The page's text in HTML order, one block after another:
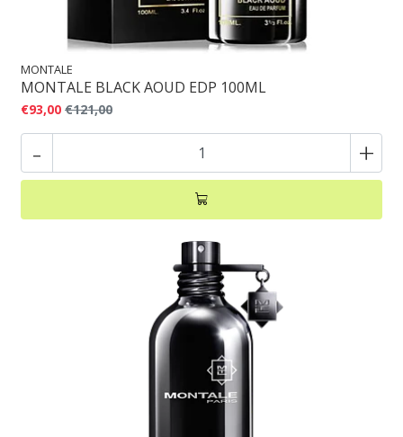
MONTALE
MONTALE BLACK AOUD EDP 100ML
€93,00 €121,00
- +